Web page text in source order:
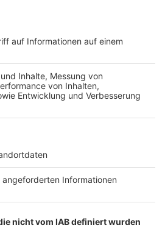
dem NRW-Landtag hat
direkte Austausch zwischen
und Bürgern bleibt.
und vielen Stimmen aus
Lokalradios einen Einblick